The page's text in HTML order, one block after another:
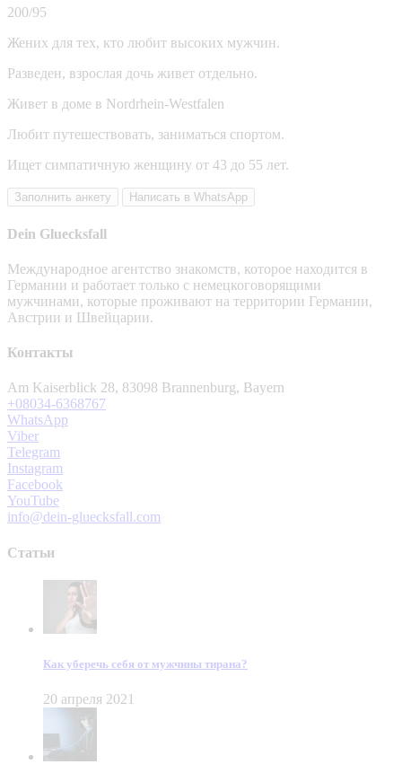
200/95
Жених для тех, кто любит высоких мужчин.
Разведен, взрослая дочь живет отдельно.
Живет в доме в Nordrhein-Westfalen
Любит путешествовать, заниматься спортом.
Ищет симпатичную женщину от 43 до 55 лет.
Заполнить анкету Написать в WhatsApp
Dein Gluecksfall
Международное агентство знакомств, которое находится в
Германии и работает только с немецкоговорящими
мужчинами, которые проживают на территории Германии,
Австрии и Швейцарии.
Контакты
Am Kaiserblick 28, 83098 Brannenburg, Bayern
+08034-6368767
WhatsApp
Viber
Telegram
Instagram
Facebook
YouTube
info@dein-gluecksfall.com
Статьи
Как уберечь себя от мужчины тирана?
20 апреля 2021